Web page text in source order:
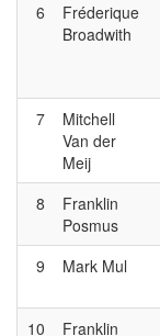
6
Fréderique
Broadwith
7
Mitchell
Van der
Meij
8
Franklin
Posmus
9 Mark Mul
10 Franklin